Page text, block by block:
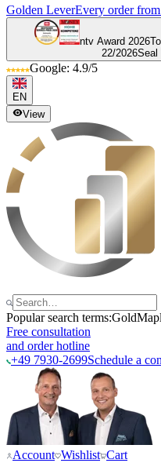
Golden LeverEvery order
ntv Award 2026
22/2026Seal
Google: 4.9/5
EN
View
Popular search terms:Gold
Free consultation
and order hotline
+49 7930-2699Schedule a
Account Wishlist Cart